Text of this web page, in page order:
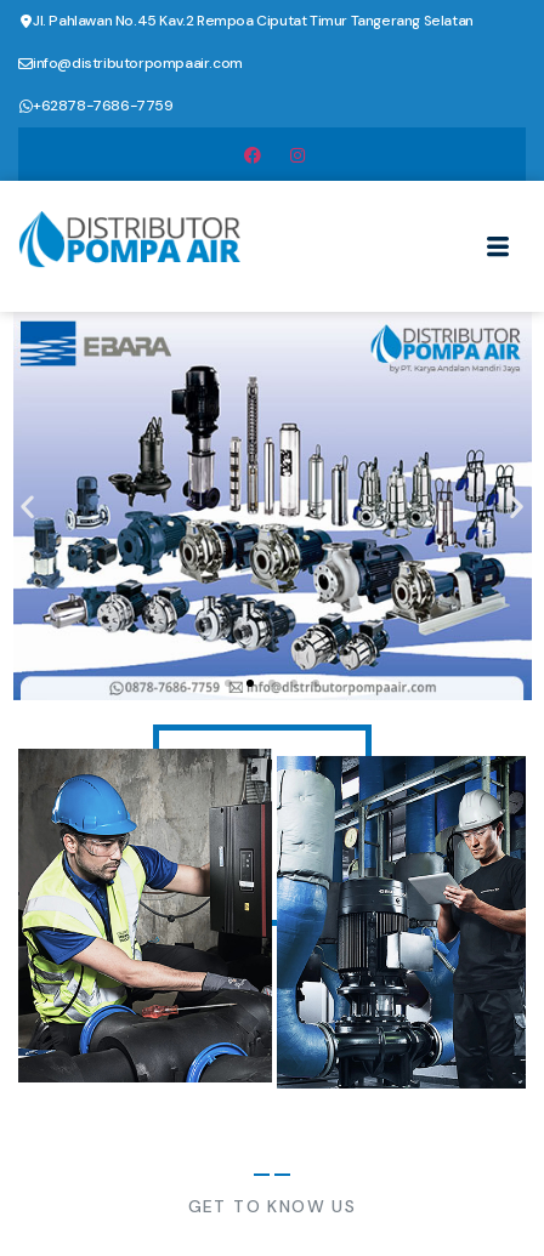
Jl. Pahlawan No.45 Kav.2 Rempoa Ciputat Timur Tangerang Selatan
info@distributorpompaair.com
+62878-7686-7759
GET TO KNOW US